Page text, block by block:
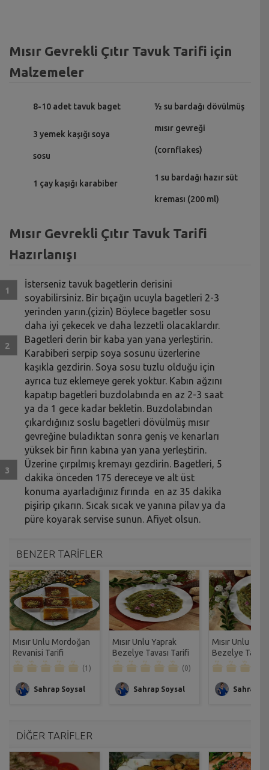
Mısır Gevrekli Çıtır Tavuk Tarifi için
Malzemeler
8-10 adet tavuk baget
3 yemek kaşığı soya
sosu
1 çay kaşığı karabiber
½ su bardağı dövülmüş
mısır gevreği
(cornflakes)
1 su bardağı hazır süt
kreması (200 ml)
Mısır Gevrekli Çıtır Tavuk Tarifi
Hazırlanışı
İsterseniz tavuk bagetlerin derisini
soyabilirsiniz. Bir bıçağın ucuyla bagetleri 2-3
yerinden yarın.(çizin) Böylece bagetler sosu
daha iyi çekecek ve daha lezzetli olacaklardır.
Bagetleri derin bir kaba yan yana yerleştirin.
Karabiberi serpip soya sosunu üzerlerine
kaşıkla gezdirin. Soya sosu tuzlu olduğu için
ayrıca tuz eklemeye gerek yoktur. Kabın ağzını
kapatıp bagetleri buzdolabında en az 2-3 saat
ya da 1 gece kadar bekletin. Buzdolabından
çıkardığınız soslu bagetleri dövülmüş mısır
gevreğine buladıktan sonra geniş ve kenarları
yüksek bir fırın kabına yan yana yerleştirin.
Üzerine çırpılmış kremayı gezdirin. Bagetleri, 5
dakika önceden 175 dereceye ve alt üst
konuma ayarladığınız fırında en az 35 dakika
pişirip çıkarın. Sıcak sıcak ve yanına pilav ya da
püre koyarak servise sunun. Afiyet olsun.
BENZER TARİFLER
Mısır Unlu Mordoğan
Revanisi Tarifi
(1)
Sahrap Soysal
Mısır Unlu Yaprak
Bezelye Tavası Tarifi
(0)
Sahrap Soysal
Mısır Unlu
Bezelye Tarifi
Sahrap
DİĞER TARİFLER